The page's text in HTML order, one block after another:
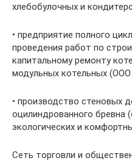
хлебобулочных и
• предприятие полного
проведения работ по
капитальному ремонту
модульных котельных (ООО
• производство стеновых
оцилиндрованного бревна
экологических и
Сеть торговли и